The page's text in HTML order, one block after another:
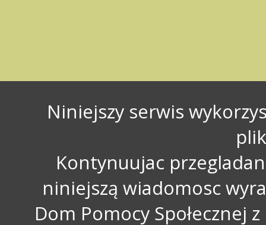
Niniejszy serwis
Kontynuujac
niniejszą wiadomosc
Dom Pomocy Społecznej